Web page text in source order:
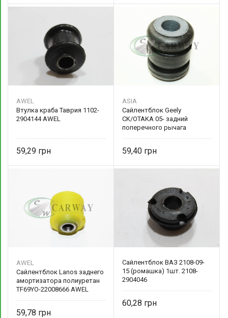
AWEL
Втулка краба Таврия 1102-
2904144 AWEL
59,29
ASIA
Сайлентблок Geely
CK/OTAKA 05- задний
поперечного рычага
59,40
AWEL
Сайлентблок Lanos заднего
амортизатора полиуретан
TF69YO-22008666 AWEL
59,78
Сайлентблок ВАЗ 2108-09-
15 (ромашка) 1шт. 2108-
2904046
60,28